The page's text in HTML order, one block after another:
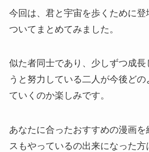
今回は、君と宇宙を歩くために登
ついてまとめてみました。
似た者同士であり、少しずつ成長
うと努力している二人が今後どの
ていくのか楽しみです。
あなたに合ったおすすめの漫画
スもやっているの出来になった方